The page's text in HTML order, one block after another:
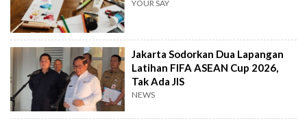
YOUR SAY
Jakarta Sodorkan Dua Lapangan
Latihan FIFA ASEAN Cup 2026,
Tak Ada JIS
NEWS